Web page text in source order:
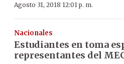
Agosto 31, 2018 12:01 p. m.
Nacionales
Estudiantes en toma
representantes del